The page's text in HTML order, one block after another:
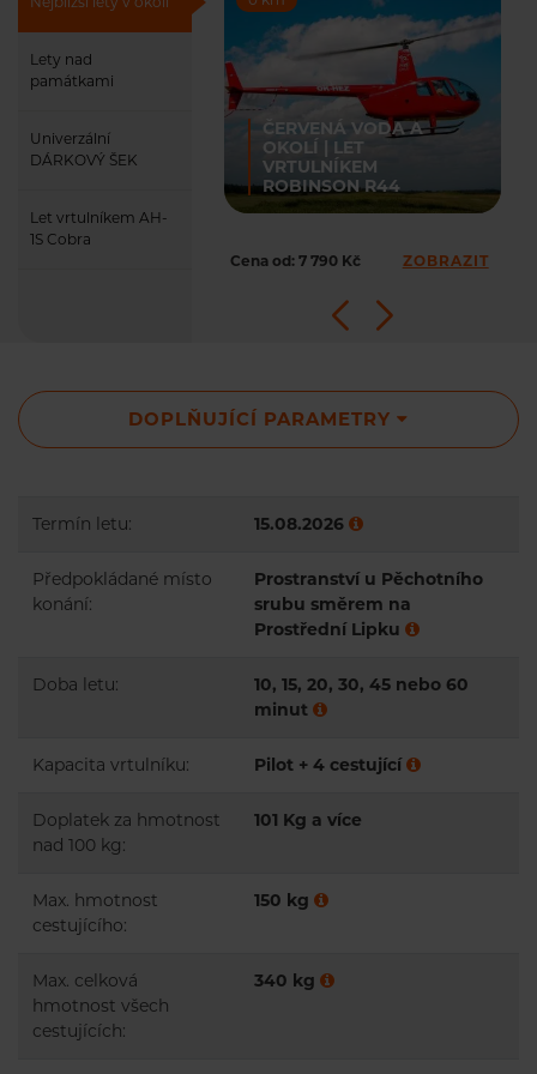
Lety nad
památkami
Univerzální
DÁRKOVÝ ŠEK
Let vrtulníkem AH-
1S Cobra
ČERVENÁ VODA A
OKOLÍ | LET
VRTULNÍKEM
ROBINSON R44
Cena od: 7 790 Kč ZOBRAZIT
DOPLŇUJÍCÍ PARAMETRY
Termín letu: 15.08.2026
Předpokládané místo
konání:
Prostranství u Pěchotního
srubu směrem na
Prostřední Lipku
Doba letu:
10, 15, 20, 30, 45 nebo 60
minut
Kapacita vrtulníku: Pilot + 4 cestující
Doplatek za hmotnost
nad 100 kg:
101 Kg a více
Max. hmotnost
cestujícího:
150 kg
Max. celková
hmotnost všech
cestujících:
340 kg